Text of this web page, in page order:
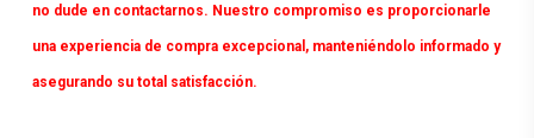
no dude en contactarnos. Nuestro compromiso es proporcionarle
una experiencia de compra excepcional, manteniéndolo informado y
asegurando su total satisfacción.